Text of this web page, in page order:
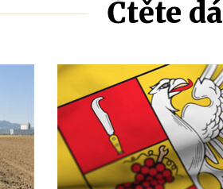
Čtěte